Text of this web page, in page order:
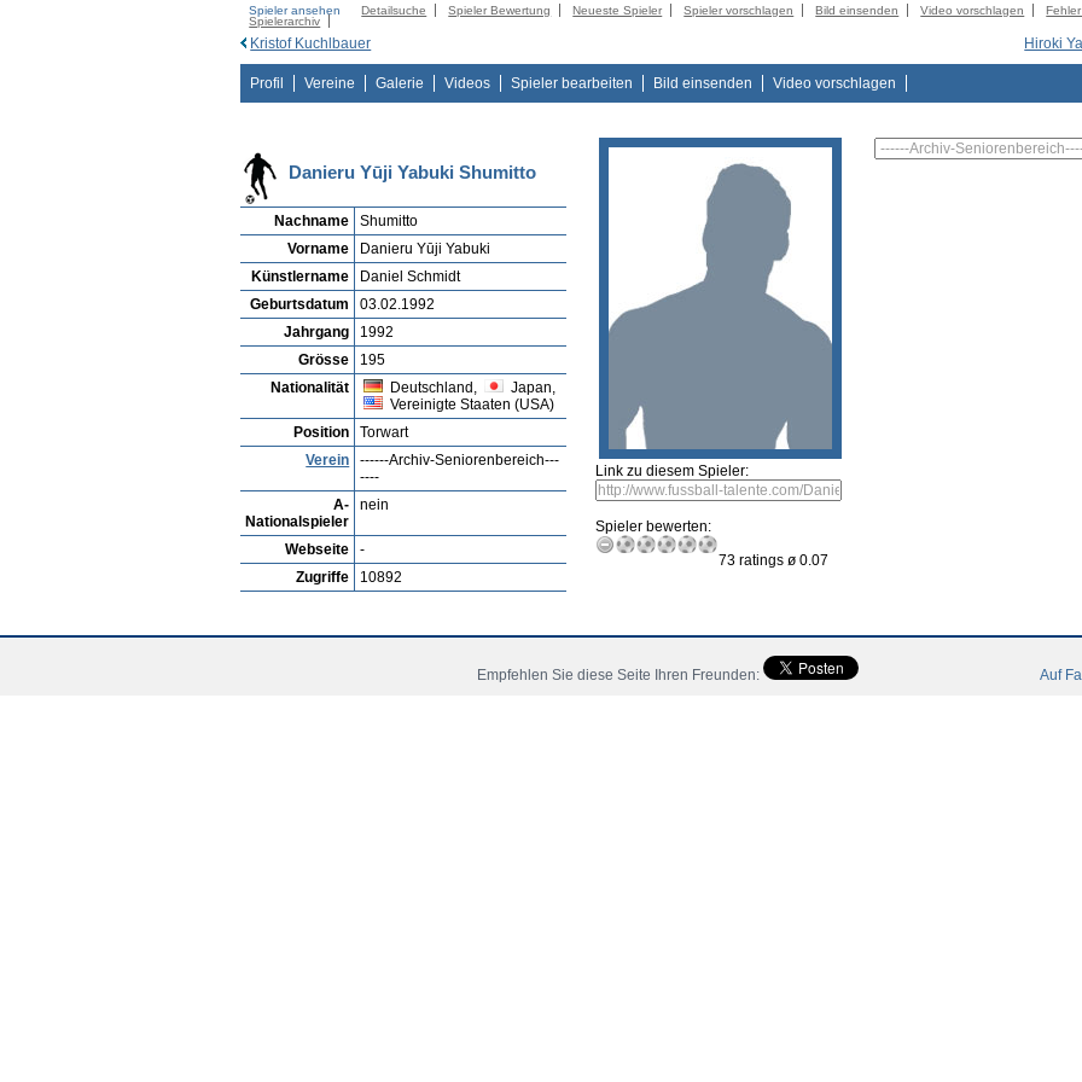
Spieler ansehen Detailsuche Spieler Bewertung Neueste Spieler Spieler vorschlagen Bild einsenden Video vorschlagen
Spielerarchiv
Hiroki
Kristof Kuchlbauer
Profil Vereine Galerie Videos Spieler bearbeiten Bild einsenden Video vorschlagen
Danieru Yūji Yabuki Shumitto
Nachname
Shumitto
Vorname
Danieru Yūji Yabuki
Künstlername
Daniel Schmidt
Geburtsdatum
03.02.1992
Jahrgang
1992
Grösse
195
Nationalität
Deutschland,
Japan,
Vereinigte Staaten (USA)
Position
Torwart
Verein
------Archiv-Seniorenbereich---
----
A-
Nationalspieler
nein
Webseite
-
Zugriffe
10892
Link zu diesem Spieler:
Spieler bewerten:
73 ratings ø 0.07
Empfehlen Sie diese Seite Ihren Freunden: Auf